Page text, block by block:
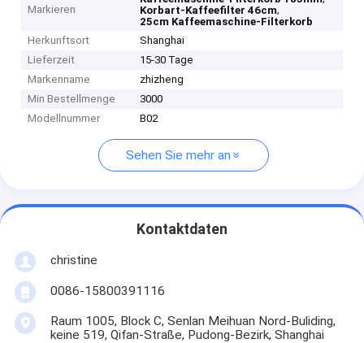
Markieren
Korbart-Kaffeefilter 46cm,
25cm Kaffeemaschine-Filterkorb
Herkunftsort
Shanghai
Lieferzeit
15-30 Tage
Markenname
zhizheng
Min Bestellmenge
3000
Modellnummer
B02
Sehen Sie mehr an
Kontaktdaten
christine
0086-15800391116
Raum 1005, Block C, Senlan Meihuan Nord-Buliding,
keine 519, Qifan-Straße, Pudong-Bezirk, Shanghai